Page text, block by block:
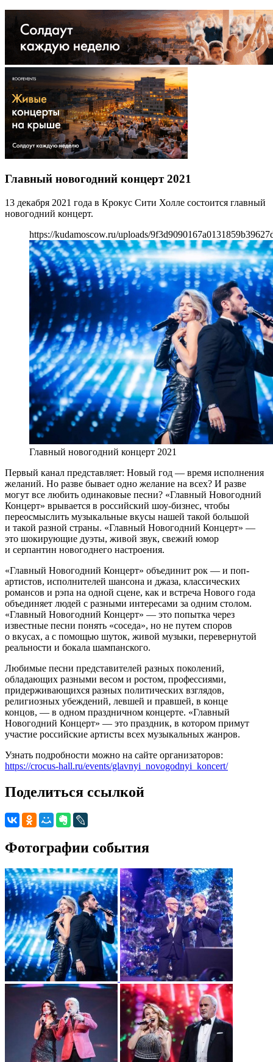
Главный новогодний концерт 2021
13 декабря 2021 года в Крокус Сити Холле состоится главный
новогодний концерт.
https://kudamoscow.ru/uploads/
Главный новогодний концерт 2021
Первый канал представляет: Новый год — время исполнения
желаний. Но разве бывает одно желание на всех? И разве
могут все любить одинаковые песни? «Главный Новогодний
Концерт» врывается в российский шоу-бизнес, чтобы
переосмыслить музыкальные вкусы нашей такой большой
и такой разной страны. «Главный Новогодний Концерт» —
это шокирующие дуэты, живой звук, свежий юмор
и серпантин новогоднего настроения.
«Главный Новогодний Концерт» объединит рок — и поп-
артистов, исполнителей шансона и джаза, классических
романсов и рэпа на одной сцене, как и встреча Нового года
объединяет людей с разными интересами за одним столом.
«Главный Новогодний Концерт» — это попытка через
известные песни понять «соседа», но не путем споров
о вкусах, а с помощью шуток, живой музыки, перевернутой
реальности и бокала шампанского.
Любимые песни представителей разных поколений,
обладающих разными весом и ростом, профессиями,
придерживающихся разных политических взглядов,
религиозных убеждений, левшей и правшей, в конце
концов, — в одном праздничном концерте. «Главный
Новогодний Концерт» — это праздник, в котором примут
участие российские артисты всех музыкальных жанров.
Узнать подробности можно на сайте организаторов:
https://crocus-hall.ru/events/glavnyi_novogodnyi_koncert/
Поделиться ссылкой
Фотографии события